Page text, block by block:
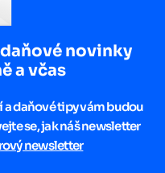
novinky
a včas
a daňové tipy vám budou
se, jak náš newsletter
newsletter